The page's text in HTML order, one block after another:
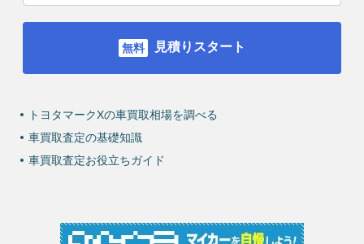
見積りスタート
トヨタマークXの車買取相場を調べる
車買取査定の基礎知識
車買取査定お役立ちガイド